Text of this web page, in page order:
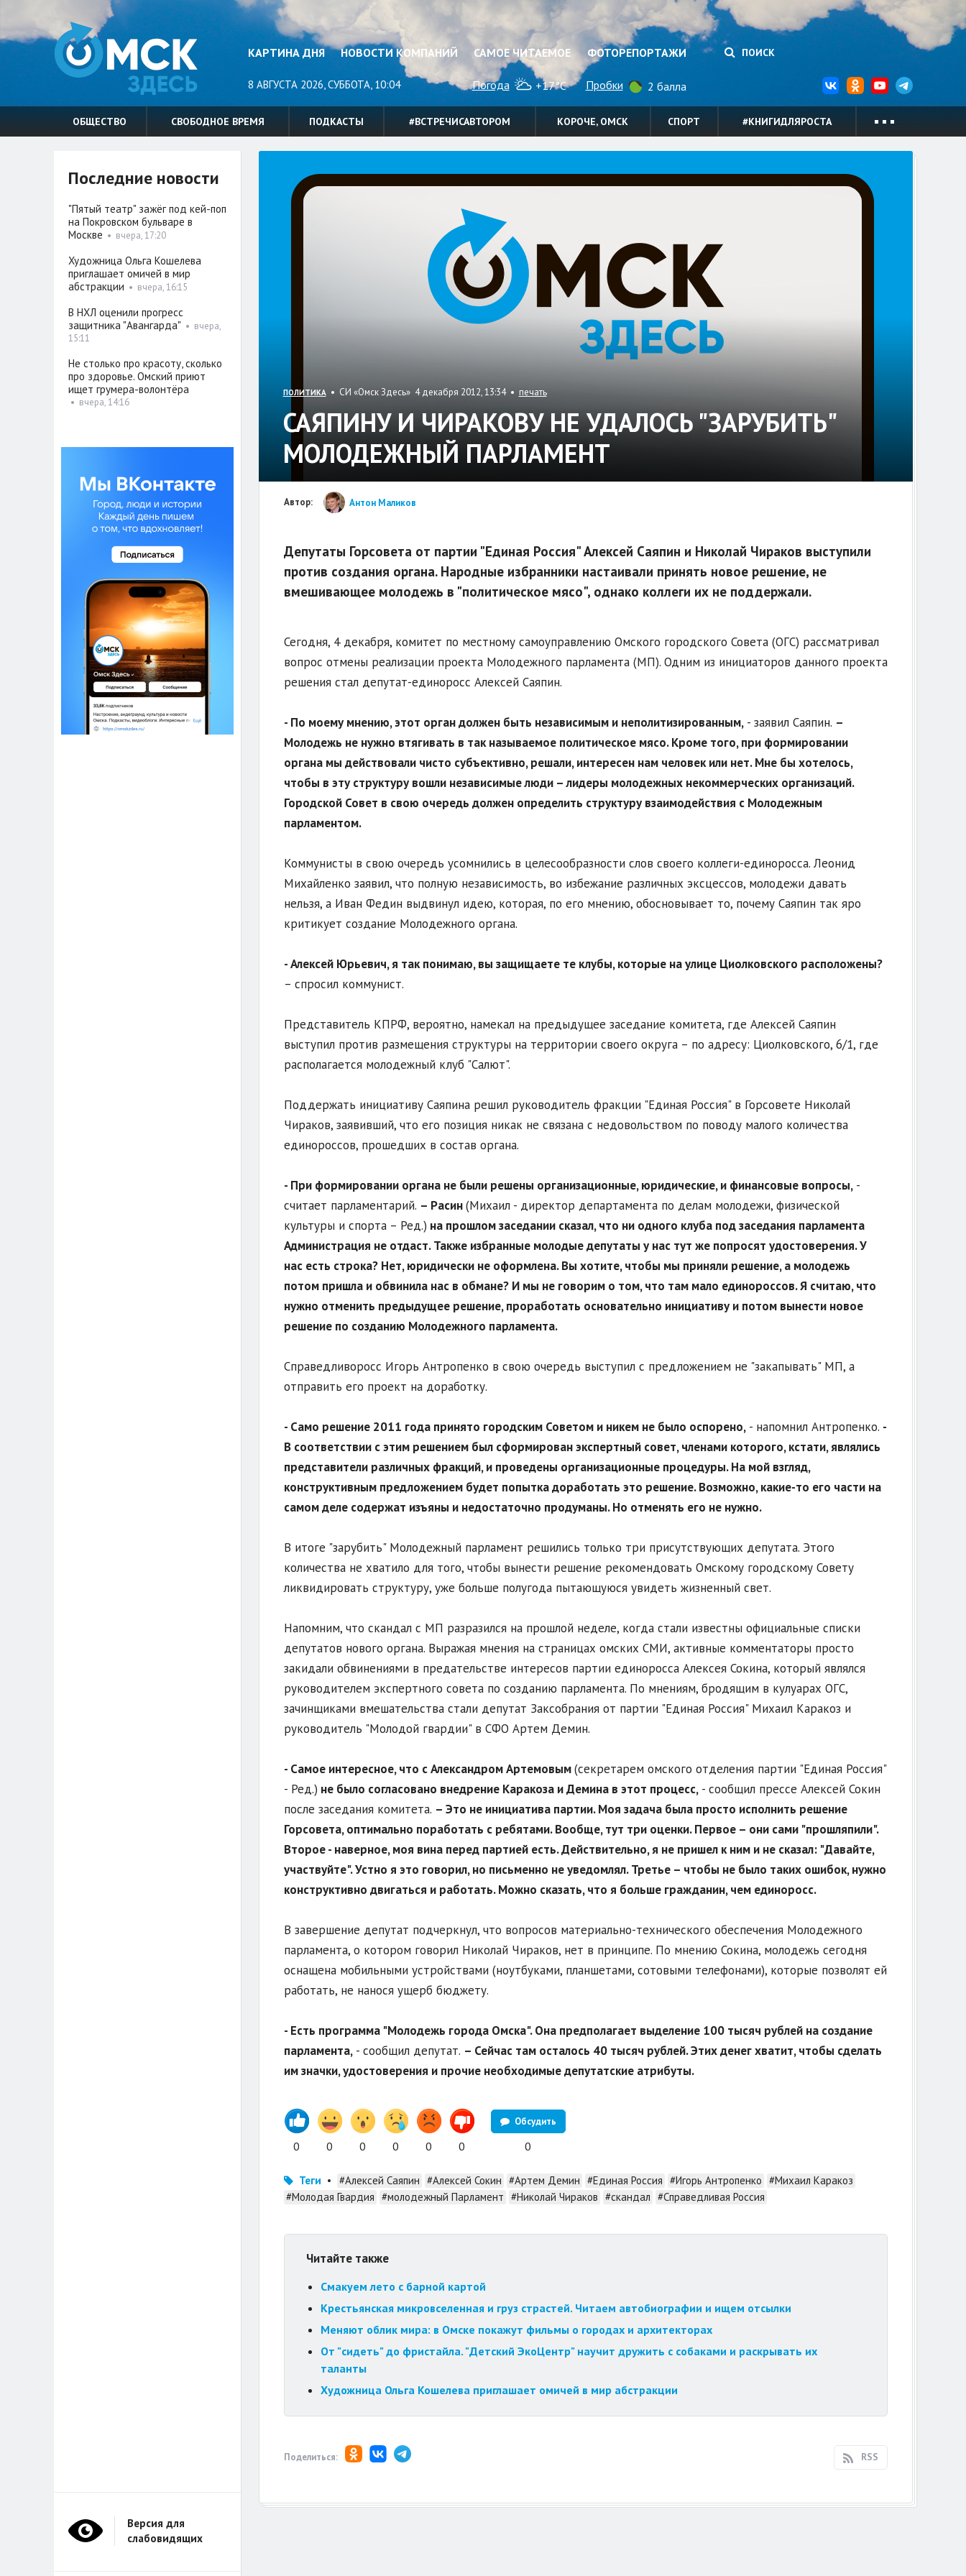
КАРТИНА ДНЯ НОВОСТИ КОМПАНИЙ САМОЕ ЧИТАЕМОЕ ФОТОРЕПОРТАЖИ ПОИСК
8 АВГУСТА 2026, СУББОТА, 10:04 Погода +17°C Пробки 2 балла
ОБЩЕСТВО СВОБОДНОЕ ВРЕМЯ ПОДКАСТЫ #ВСТРЕЧИСАВТОРОМ КОРОЧЕ, ОМСК СПОРТ #КНИГИДЛЯРОСТА
ПОЛИТИКА• СИ «Омск Здесь» 4 декабря 2012, 13:34 • печать
САЯПИНУ И ЧИРАКОВУ НЕ УДАЛОСЬ "ЗАРУБИТЬ"
МОЛОДЕЖНЫЙ ПАРЛАМЕНТ
Автор: Антон Маликов
Депутаты Горсовета от партии "Единая Россия" Алексей Саяпин и Николай Чираков выступили
против создания органа. Народные избранники настаивали принять новое решение, не
вмешивающее молодежь в "политическое мясо", однако коллеги их не поддержали.
Сегодня, 4 декабря, комитет по местному самоуправлению Омского городского Совета (ОГС) рассматривал
вопрос отмены реализации проекта Молодежного парламента (МП). Одним из инициаторов данного проекта
решения стал депутат-единоросс Алексей Саяпин.
- По моему мнению, этот орган должен быть независимым и неполитизированным,- заявил Саяпин. –
Молодежь не нужно втягивать в так называемое политическое мясо. Кроме того, при формировании
органа мы действовали чисто субъективно, решали, интересен нам человек или нет. Мне бы хотелось,
чтобы в эту структуру вошли независимые люди – лидеры молодежных некоммерческих организаций.
Городской Совет в свою очередь должен определить структуру взаимодействия с Молодежным
парламентом.
Коммунисты в свою очередь усомнились в целесообразности слов своего коллеги-единоросса. Леонид
Михайленко заявил, что полную независимость, во избежание различных эксцессов, молодежи давать
нельзя, а Иван Федин выдвинул идею, которая, по его мнению, обосновывает то, почему Саяпин так яро
критикует создание Молодежного органа.
- Алексей Юрьевич, я так понимаю, вы защищаете те клубы, которые на улице Циолковского расположены?
– спросил коммунист.
Представитель КПРФ, вероятно, намекал на предыдущее заседание комитета, где Алексей Саяпин
выступил против размещения структуры на территории своего округа – по адресу: Циолковского, 6/1, где
располагается молодежный клуб "Салют".
Поддержать инициативу Саяпина решил руководитель фракции "Единая Россия" в Горсовете Николай
Чираков, заявивший, что его позиция никак не связана с недовольством по поводу малого количества
единороссов, прошедших в состав органа.
- При формировании органа не были решены организационные, юридические, и финансовые вопросы,-
считает парламентарий. – Расин(Михаил - директор департамента по делам молодежи, физической
культуры и спорта – Ред.) на прошлом заседании сказал, что ни одного клуба под заседания парламента
Администрация не отдаст. Также избранные молодые депутаты у нас тут же попросят удостоверения. У
нас есть строка? Нет, юридически не оформлена. Вы хотите, чтобы мы приняли решение, а молодежь
потом пришла и обвинила нас в обмане? И мы не говорим о том, что там мало единороссов. Я считаю, что
нужно отменить предыдущее решение, проработать основательно инициативу и потом вынести новое
решение по созданию Молодежного парламента.
Справедливоросс Игорь Антропенко в свою очередь выступил с предложением не "закапывать" МП, а
отправить его проект на доработку.
- Само решение 2011 года принято городским Советом и никем не было оспорено,- напомнил Антропенко. -
В соответствии с этим решением был сформирован экспертный совет, членами которого, кстати, являлись
представители различных фракций, и проведены организационные процедуры. На мой взгляд,
конструктивным предложением будет попытка доработать это решение. Возможно, какие-то его части на
самом деле содержат изъяны и недостаточно продуманы. Но отменять его не нужно.
В итоге "зарубить" Молодежный парламент решились только три присутствующих депутата. Этого
количества не хватило для того, чтобы вынести решение рекомендовать Омскому городскому Совету
ликвидировать структуру, уже больше полугода пытающуюся увидеть жизненный свет.
Напомним, что скандал с МП разразился на прошлой неделе, когда стали известны официальные списки
депутатов нового органа. Выражая мнения на страницах омских СМИ, активные комментаторы просто
закидали обвинениями в предательстве интересов партии единоросса Алексея Сокина, который являлся
руководителем экспертного совета по созданию парламента. По мнениям, бродящим в кулуарах ОГС,
зачинщиками вмешательства стали депутат Заксобрания от партии "Единая Россия" Михаил Каракоз и
руководитель "Молодой гвардии" в СФО Артем Демин.
- Самое интересное, что с Александром Артемовым(секретарем омского отделения партии "Единая Россия"
- Ред.) не было согласовано внедрение Каракоза и Демина в этот процесс,- сообщил прессе Алексей Сокин
после заседания комитета. – Это не инициатива партии. Моя задача была просто исполнить решение
Горсовета, оптимально поработать с ребятами. Вообще, тут три оценки. Первое – они сами "прошляпили".
Второе - наверное, моя вина перед партией есть. Действительно, я не пришел к ним и не сказал: "Давайте,
участвуйте". Устно я это говорил, но письменно не уведомлял. Третье – чтобы не было таких ошибок, нужно
конструктивно двигаться и работать. Можно сказать, что я больше гражданин, чем единоросс.
В завершение депутат подчеркнул, что вопросов материально-технического обеспечения Молодежного
парламента, о котором говорил Николай Чираков, нет в принципе. По мнению Сокина, молодежь сегодня
оснащена мобильными устройствами (ноутбуками, планшетами, сотовыми телефонами), которые позволят ей
работать, не нанося ущерб бюджету.
- Есть программа "Молодежь города Омска". Она предполагает выделение 100 тысяч рублей на создание
парламента,- сообщил депутат. – Сейчас там осталось 40 тысяч рублей. Этих денег хватит, чтобы сделать
им значки, удостоверения и прочие необходимые депутатские атрибуты.
0 0 0 0 0 0
Обсудить
0
Теги • #Алексей Саяпин #Алексей Сокин #Артем Демин #Единая Россия #Игорь Антропенко #Михаил Каракоз
#Молодая Гвардия #молодежный Парламент #Николай Чираков #скандал #Справедливая Россия
Читайте также
Смакуем лето с барной картой
Крестьянская микровселенная и груз страстей. Читаем автобиографии и ищем отсылки
Меняют облик мира: в Омске покажут фильмы о городах и архитекторах
От "сидеть" до фристайла. "Детский ЭкоЦентр" научит дружить с собаками и раскрывать их
таланты
Художница Ольга Кошелева приглашает омичей в мир абстракции
Поделиться: RSS
Последние новости
"Пятый театр" зажёг под кей-поп
на Покровском бульваре в
Москве • вчера, 17:20
Художница Ольга Кошелева
приглашает омичей в мир
абстракции • вчера, 16:15
В НХЛ оценили прогресс
защитника "Авангарда" • вчера,
15:11
Не столько про красоту, сколько
про здоровье. Омский приют
ищет грумера-волонтёра
• вчера, 14:16
Версия для
слабовидящих